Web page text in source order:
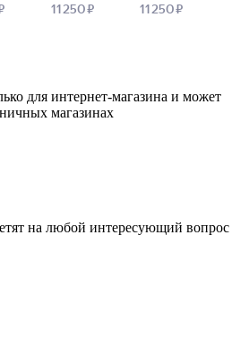
для интернет-магазина и может
магазинах
на любой интересующий вопрос